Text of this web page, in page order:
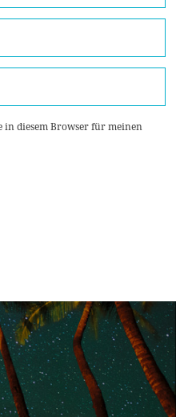
in diesem Browser für meinen